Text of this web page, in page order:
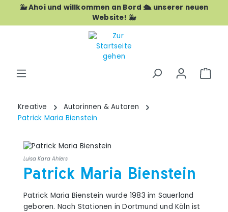
Zum Hauptinhalt springen
🐳 Ahoi und willkommen an Bord 🛳️ unserer neuen
Website! 🐳
Kreative
Autorinnen & Autoren
Patrick Maria Bienstein
Luisa Kara Ahlers
Patrick Maria Bienstein
Patrick Maria Bienstein wurde 1983 im Sauerland
geboren. Nach Stationen in Dortmund und Köln ist